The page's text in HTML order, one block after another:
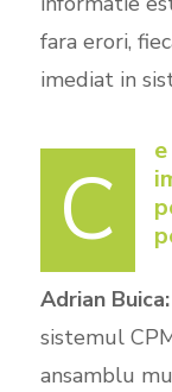
fara erori,
imediat in
C
Adrian Buica:
sistemul
ansamblu